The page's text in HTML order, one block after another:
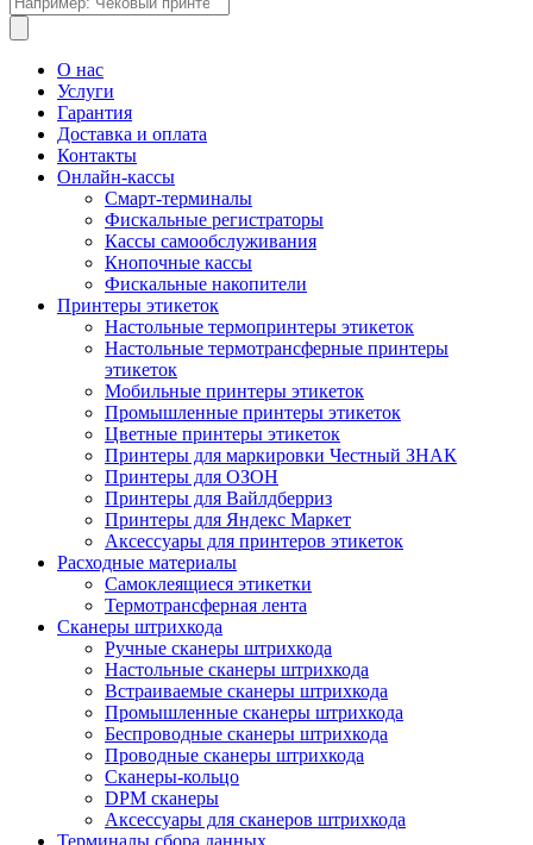
товаров
О нас
Услуги
Гарантия
Доставка и оплата
Контакты
Онлайн-кассы
Смарт-терминалы
Фискальные регистраторы
Кассы самообслуживания
Кнопочные кассы
Фискальные накопители
Принтеры этикеток
Настольные термопринтеры этикеток
Настольные термотрансферные принтеры
этикеток
Мобильные принтеры этикеток
Промышленные принтеры этикеток
Цветные принтеры этикеток
Принтеры для маркировки Честный ЗНАК
Принтеры для ОЗОН
Принтеры для Вайлдберриз
Принтеры для Яндекс Маркет
Аксессуары для принтеров этикеток
Расходные материалы
Самоклеящиеся этикетки
Термотрансферная лента
Сканеры штрихкода
Ручные сканеры штрихкода
Настольные сканеры штрихкода
Встраиваемые сканеры штрихкода
Промышленные сканеры штрихкода
Беспроводные сканеры штрихкода
Проводные сканеры штрихкода
Сканеры-кольцо
DPM сканеры
Аксессуары для сканеров штрихкода
Терминалы сбора данных